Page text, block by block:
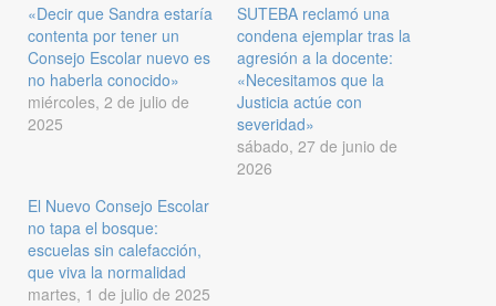
«Decir que Sandra estaría
contenta por tener un
Consejo Escolar nuevo es
no haberla conocido»
miércoles, 2 de julio de
2025
SUTEBA reclamó una
condena ejemplar tras la
agresión a la docente:
«Necesitamos que la
Justicia actúe con
severidad»
sábado, 27 de junio de
2026
El Nuevo Consejo Escolar
no tapa el bosque:
escuelas sin calefacción,
que viva la normalidad
martes, 1 de julio de 2025